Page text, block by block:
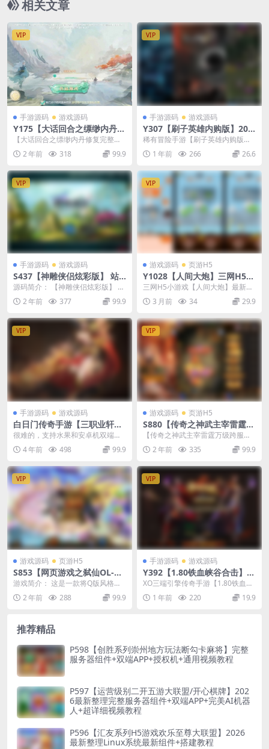
相关文章
VIP
手游源码 游戏源码
Y175【大话回合之缥缈内丹修
复完整版】最新引擎大话回合
剧情闯关手游-最新打包Linux
服务端源码视频架设教程-GM
双端版本
【大话回合之缥缈内丹修复完整
版】站长推荐采用最新引擎大话回
合剧情闯关手游-202...
2 年前 318 99.9
VIP
手游源码 游戏源码
Y307【刷子英雄内购版】202
5最新稀有暗黑风格冒险手游
稀有冒险手游【刷子英雄内购版】2
025年3月20日最新整理WIN系服务
端+教程 ...
1 年前 266 26.6
VIP
手游源码 游戏源码
S437【神雕侠侣炫彩版】 站
长典藏武侠风角色扮演类回合
手游源码
源码简介： 【神雕侠侣炫彩版】 站
长典藏武侠风角色扮演类回合手游-
最新打包Lin...
2 年前 377 99.9
VIP
游戏源码 页游H5
Y1028【人间大炮】三网H5小
游戏2026最新整理Linux手工
服务端+安卓
三网H5小游戏【人间大炮】最新整
理Linux手工服务端+安卓
3 月前 34 29.9
VIP
手游源码 游戏源码
白日门传奇手游【三职业轩辕
传奇铭文修复端】Win一键服
务端+GM后台+安卓水果双端
很难的，支持水果和安卓机双端。
当然了，app须要进行反向编译。
搭建起来也是一个大...
4 年前 498 99.9
VIP
游戏源码 页游H5
S880【传奇之神武主宰雷霆万
级跨服版】三网H5全网通传奇
手游-最新打包Linux服务端源
码视频架设教程-多功能GM网
【传奇之神武主宰雷霆万级跨服
版】站长推荐三网H5全网通传奇手
游-2024年8月1...
2 年前 335 99.9
VIP
游戏源码 页游H5
S853【网页游戏之弑仙OL-天
乾】典藏版仙侠剧情角色扮演
类网页游戏-最新打包Wn服务
端源码视频架设教程-GM工具-
游戏简介： 这是一款将Q版风格演
绎得淋漓尽致,画面梦幻,令人如痴如
醉的仙侠页游 ...
2 年前 288 99.9
VIP
手游源码 游戏源码
Y392【1.80铁血峡谷合击】X
O三端引擎传奇手游2025整理
特色服务端+LOL召唤师峡谷
+冥海龙岛+僵尸村落+黑暗之
XO三端引擎传奇手游【1.80铁血峡
谷合击】2025整理特色服务端+LOL
召唤师...
1 年前 220 19.9
推荐精品
P598【创胜系列崇州地方玩法断勾卡麻将】完整
服务器组件+双端APP+授权机+通用视频教程
P597【运营级别二开五游大联盟/开心棋牌】202
6最新整理完整服务器组件+双端APP+完美AI机器
人+超详细视频教程
P596【汇友系列H5游戏欢乐至尊大联盟】2026
最新整理Linux系统最新组件+搭建教程